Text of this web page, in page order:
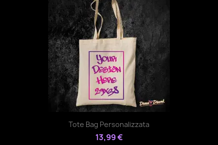
Tote Bag Personalizzata
13,99 €